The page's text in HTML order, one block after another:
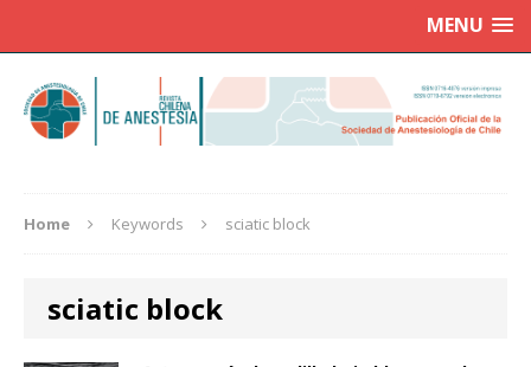
MENU
Home Keywords sciatic block
sciatic block